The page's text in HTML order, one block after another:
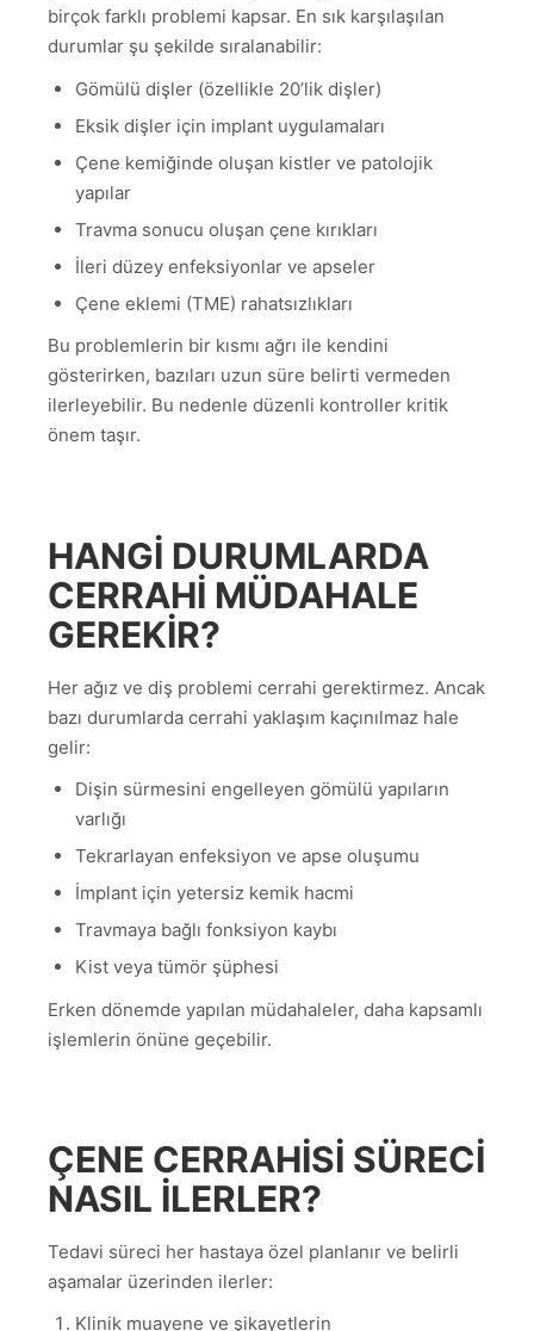
birçok farklı problemi kapsar. En sık karşılaşılan
durumlar şu şekilde sıralanabilir:
Gömülü dişler (özellikle 20’lik dişler)
Eksik dişler için implant uygulamaları
Çene kemiğinde oluşan kistler ve patolojik
yapılar
Travma sonucu oluşan çene kırıkları
İleri düzey enfeksiyonlar ve apseler
Çene eklemi (TME) rahatsızlıkları
Bu problemlerin bir kısmı ağrı ile kendini
gösterirken, bazıları uzun süre belirti vermeden
ilerleyebilir. Bu nedenle düzenli kontroller kritik
önem taşır.
HANGI DURUMLARDA
CERRAHI MÜDAHALE
GEREKIR?
Her ağız ve diş problemi cerrahi gerektirmez. Ancak
bazı durumlarda cerrahi yaklaşım kaçınılmaz hale
gelir:
Dişin sürmesini engelleyen gömülü yapıların
varlığı
Tekrarlayan enfeksiyon ve apse oluşumu
İmplant için yetersiz kemik hacmi
Travmaya bağlı fonksiyon kaybı
Kist veya tümör şüphesi
Erken dönemde yapılan müdahaleler, daha kapsamlı
işlemlerin önüne geçebilir.
ÇENE CERRAHISI SÜRECI
NASIL ILERLER?
Tedavi süreci her hastaya özel planlanır ve belirli
aşamalar üzerinden ilerler:
Klinik muayene ve şikayetlerin